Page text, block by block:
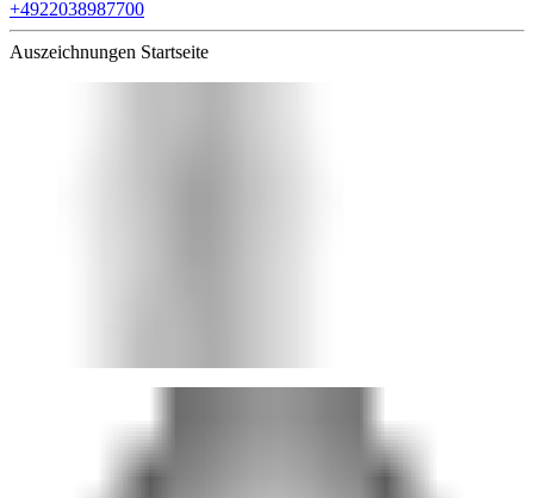
+4922038987700
Auszeichnungen Startseite